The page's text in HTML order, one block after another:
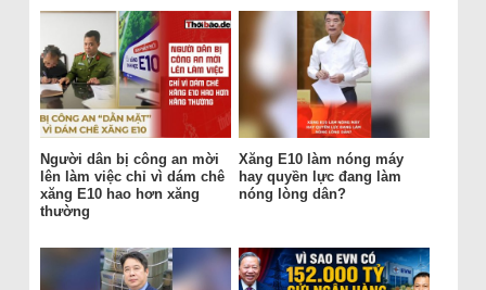
Người dân bị công an mời
lên làm việc chỉ vì dám chê
xăng E10 hao hơn xăng
thường
Xăng E10 làm nóng máy
hay quyền lực đang làm
nóng lòng dân?